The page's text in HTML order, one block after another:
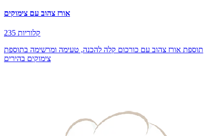
אורז צהוב עם צימוקים
235 קלוריות
תוספת אורז צהוב עם כורכום קלה להכנה, טעימה ומרשימה בתוספת
צימוקים בהירים